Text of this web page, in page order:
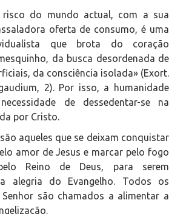
risco do mundo actual, com a sua
oferta de consumo, é uma
que brota do coração
da busca desordenada de
da consciência isolada» (Exort.
2). Por isso, a humanidade
de dessedentar-se na
por Cristo.
aqueles que se deixam conquistar
amor de Jesus e marcar pelo fogo
Reino de Deus, para serem
alegria do Evangelho. Todos os
são chamados a alimentar a